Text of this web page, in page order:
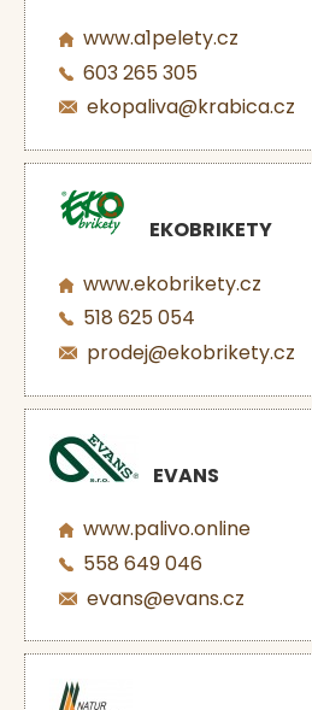
www.a1pelety.cz
603 265 305
ekopaliva@krabica.cz
EKOBRIKETY
www.ekobrikety.cz
518 625 054
prodej@ekobrikety.cz
EVANS
www.palivo.online
558 649 046
evans@evans.cz